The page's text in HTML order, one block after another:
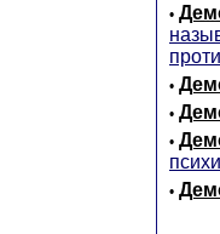
•
•
•
•
•